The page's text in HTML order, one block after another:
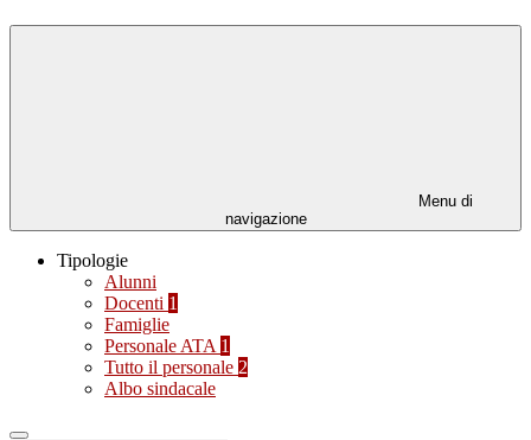
Menu di
navigazione
Tipologie
Alunni
Docenti 1
Famiglie
Personale ATA 1
Tutto il personale 2
Albo sindacale